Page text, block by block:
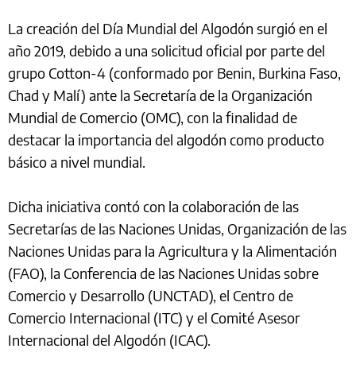
La creación del Día Mundial del Algodón surgió en el
año 2019, debido a una solicitud oficial por parte del
grupo Cotton-4 (conformado por Benin, Burkina Faso,
Chad y Malí) ante la Secretaría de la Organización
Mundial de Comercio (OMC), con la finalidad de
destacar la importancia del algodón como producto
básico a nivel mundial.
Dicha iniciativa contó con la colaboración de las
Secretarías de las Naciones Unidas, Organización de las
Naciones Unidas para la Agricultura y la Alimentación
(FAO), la Conferencia de las Naciones Unidas sobre
Comercio y Desarrollo (UNCTAD), el Centro de
Comercio Internacional (ITC) y el Comité Asesor
Internacional del Algodón (ICAC).